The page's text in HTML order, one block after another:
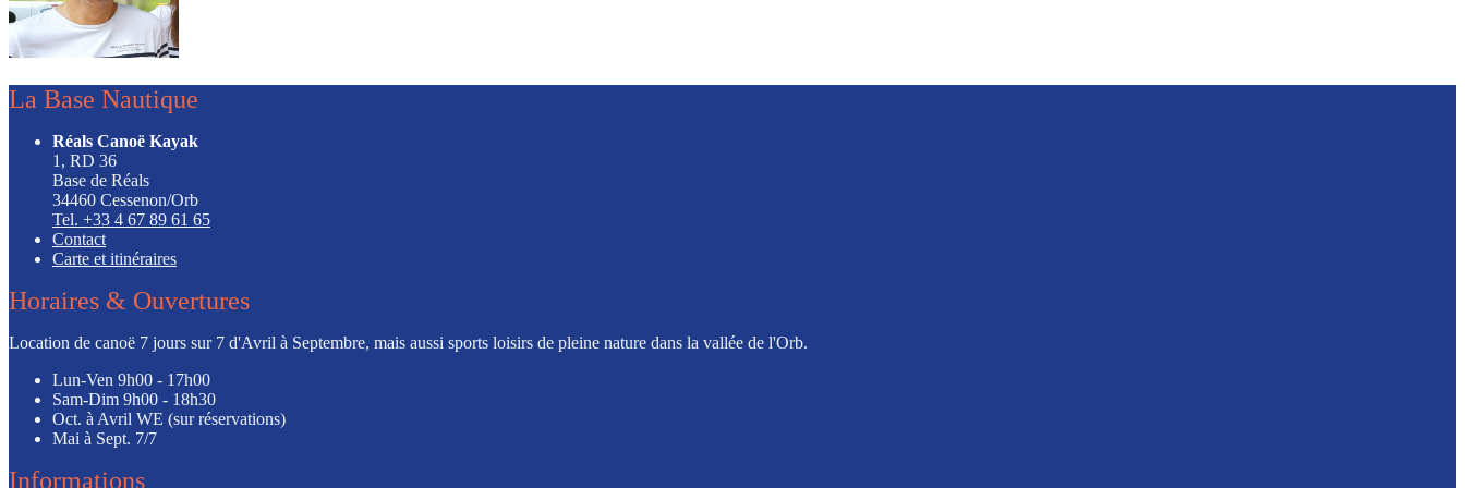
La Base Nautique
Réals Canoë Kayak
1, RD 36
Base de Réals
34460 Cessenon/Orb
Tel. +33 4 67 89 61 65
Contact
Carte et itinéraires
Horaires & Ouvertures
Location de canoë 7 jours sur 7 d'Avril à Septembre, mais aussi sports loisirs de pleine nature dans la vallée de l'Orb.
Lun-Ven 9h00 - 17h00
Sam-Dim 9h00 - 18h30
Oct. à Avril WE (sur réservations)
Mai à Sept. 7/7
Informations